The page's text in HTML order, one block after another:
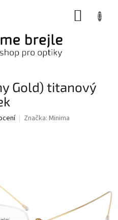
Gold) titanový
Značka: Minima